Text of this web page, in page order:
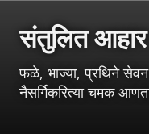
संतुलित आहार
फळे, भाज्या, प्रथिने
नैसर्गिकरित्या चमक